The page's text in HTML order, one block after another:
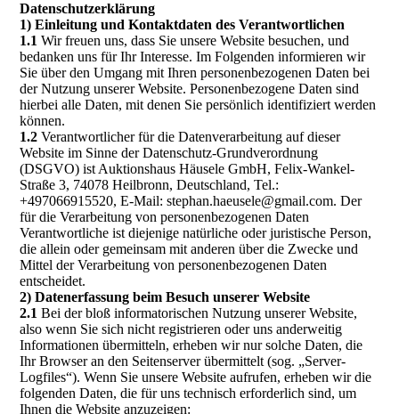
Datenschutzerklärung
1) Einleitung und Kontaktdaten des Verantwortlichen
1.1 Wir freuen uns, dass Sie unsere Website besuchen, und
bedanken uns für Ihr Interesse. Im Folgenden informieren wir
Sie über den Umgang mit Ihren personenbezogenen Daten bei
der Nutzung unserer Website. Personenbezogene Daten sind
hierbei alle Daten, mit denen Sie persönlich identifiziert werden
können.
1.2 Verantwortlicher für die Datenverarbeitung auf dieser
Website im Sinne der Datenschutz-Grundverordnung
(DSGVO) ist Auktionshaus Häusele GmbH, Felix-Wankel-
Straße 3, 74078 Heilbronn, Deutschland, Tel.:
+497066915520, E-Mail: stephan.haeusele@gmail.com. Der
für die Verarbeitung von personenbezogenen Daten
Verantwortliche ist diejenige natürliche oder juristische Person,
die allein oder gemeinsam mit anderen über die Zwecke und
Mittel der Verarbeitung von personenbezogenen Daten
entscheidet.
2) Datenerfassung beim Besuch unserer Website
2.1 Bei der bloß informatorischen Nutzung unserer Website,
also wenn Sie sich nicht registrieren oder uns anderweitig
Informationen übermitteln, erheben wir nur solche Daten, die
Ihr Browser an den Seitenserver übermittelt (sog. „Server-
Logfiles“). Wenn Sie unsere Website aufrufen, erheben wir die
folgenden Daten, die für uns technisch erforderlich sind, um
Ihnen die Website anzuzeigen: